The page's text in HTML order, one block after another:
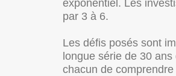
exponentiel. Les
par 3 à 6.
Les défis posés sont
longue série de 30
chacun de